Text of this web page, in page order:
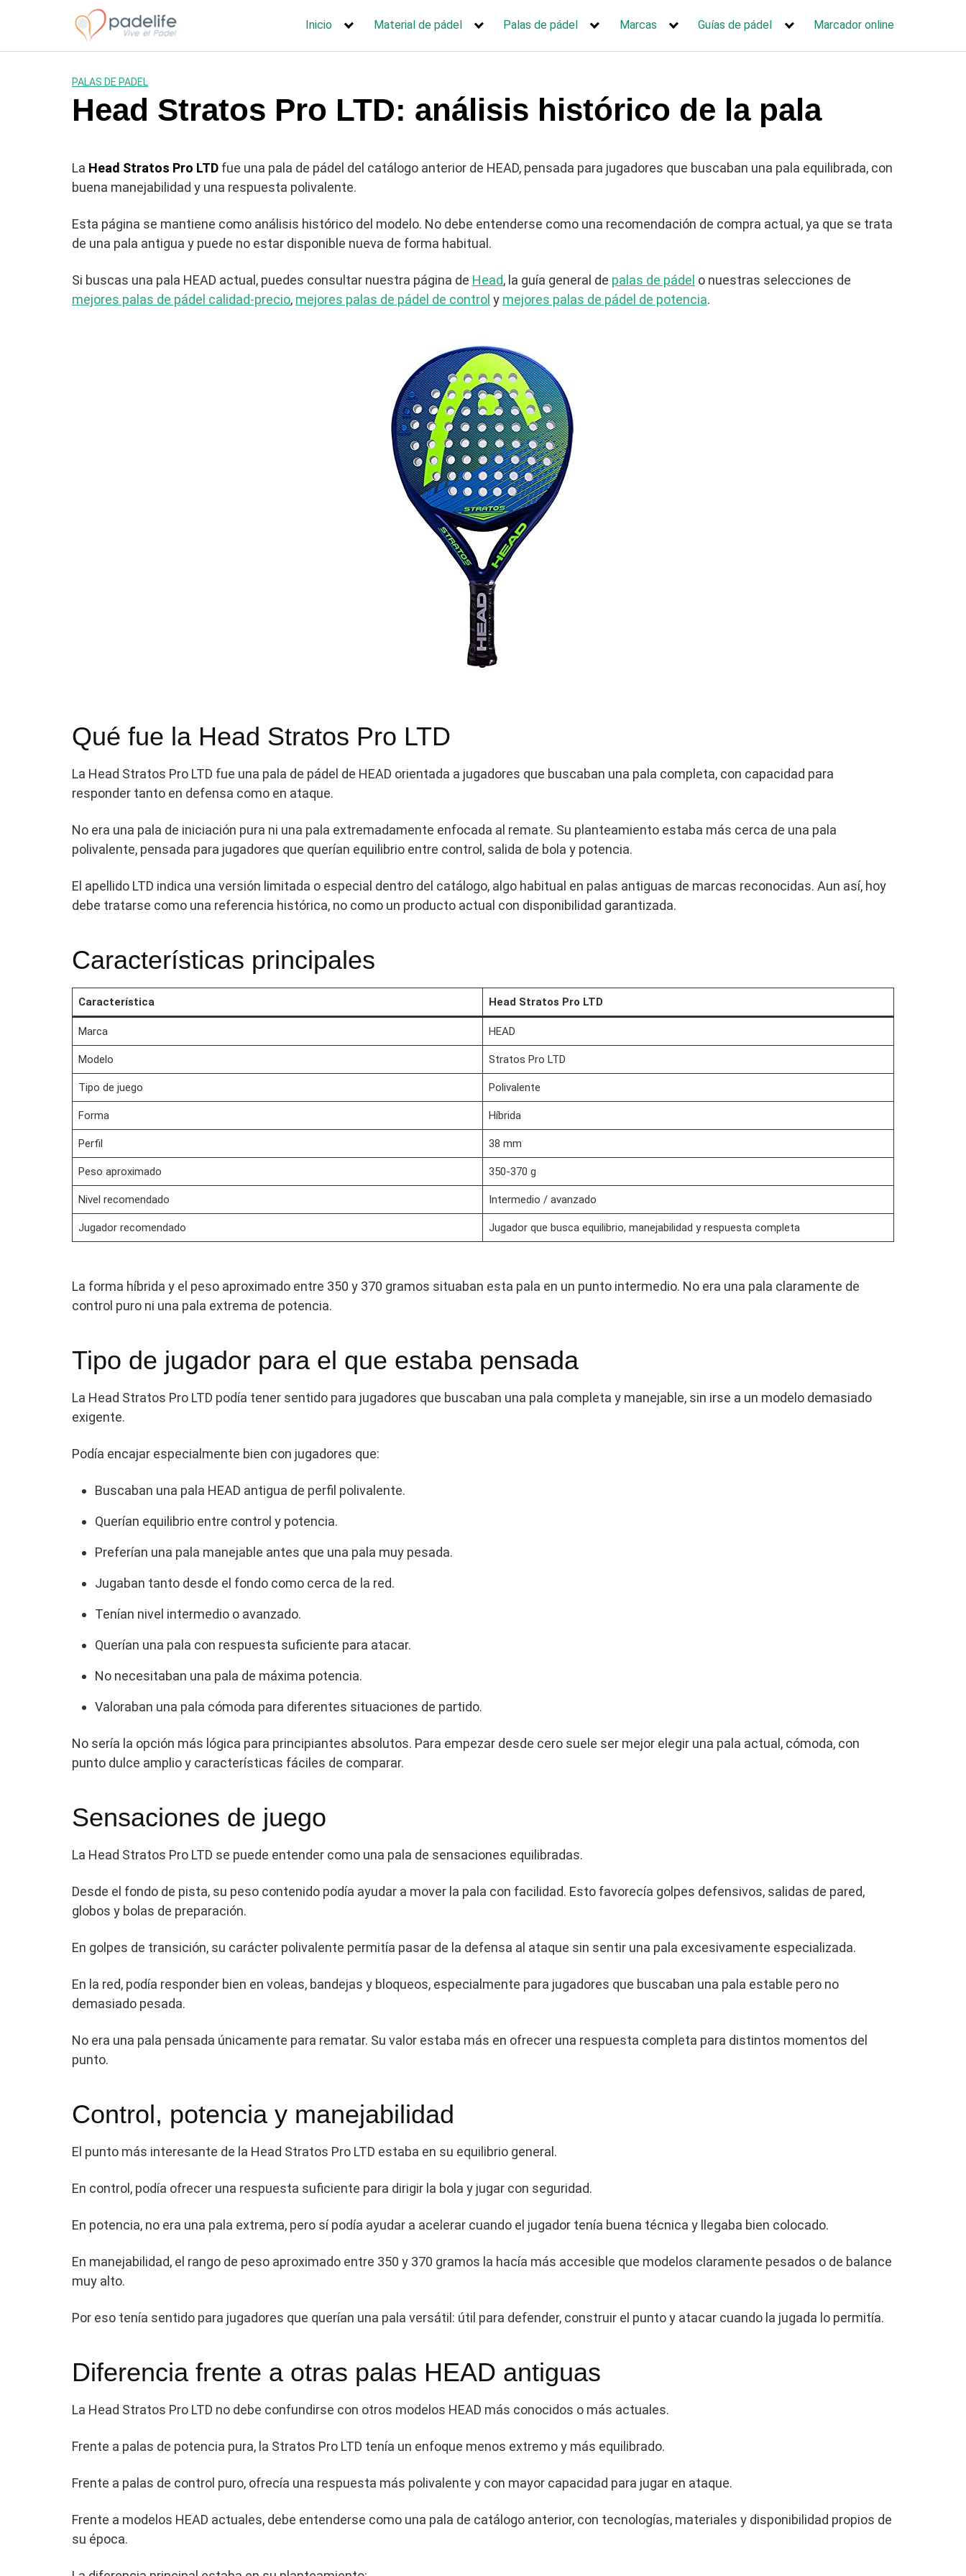
Inicio Material de pádel Palas de pádel Marcas Guías de pádel Marcador online
PALAS DE PADEL
Head Stratos Pro LTD: análisis histórico de la pala
La Head Stratos Pro LTD fue una pala de pádel del catálogo anterior de HEAD, pensada para jugadores que buscaban una pala equilibrada, con
buena manejabilidad y una respuesta polivalente.
Esta página se mantiene como análisis histórico del modelo. No debe entenderse como una recomendación de compra actual, ya que se trata
de una pala antigua y puede no estar disponible nueva de forma habitual.
Si buscas una pala HEAD actual, puedes consultar nuestra página de Head, la guía general de palas de pádel o nuestras selecciones de
mejores palas de pádel calidad-precio, mejores palas de pádel de control y mejores palas de pádel de potencia.
Qué fue la Head Stratos Pro LTD
La Head Stratos Pro LTD fue una pala de pádel de HEAD orientada a jugadores que buscaban una pala completa, con capacidad para
responder tanto en defensa como en ataque.
No era una pala de iniciación pura ni una pala extremadamente enfocada al remate. Su planteamiento estaba más cerca de una pala
polivalente, pensada para jugadores que querían equilibrio entre control, salida de bola y potencia.
El apellido LTD indica una versión limitada o especial dentro del catálogo, algo habitual en palas antiguas de marcas reconocidas. Aun así, hoy
debe tratarse como una referencia histórica, no como un producto actual con disponibilidad garantizada.
Características principales
Característica Head Stratos Pro LTD
Marca HEAD
Modelo Stratos Pro LTD
Tipo de juego Polivalente
Forma Híbrida
Perfil 38 mm
Peso aproximado 350-370 g
Nivel recomendado Intermedio / avanzado
Jugador recomendado Jugador que busca equilibrio, manejabilidad y respuesta completa
La forma híbrida y el peso aproximado entre 350 y 370 gramos situaban esta pala en un punto intermedio. No era una pala claramente de
control puro ni una pala extrema de potencia.
Tipo de jugador para el que estaba pensada
La Head Stratos Pro LTD podía tener sentido para jugadores que buscaban una pala completa y manejable, sin irse a un modelo demasiado
exigente.
Podía encajar especialmente bien con jugadores que:
Buscaban una pala HEAD antigua de perfil polivalente.
Querían equilibrio entre control y potencia.
Preferían una pala manejable antes que una pala muy pesada.
Jugaban tanto desde el fondo como cerca de la red.
Tenían nivel intermedio o avanzado.
Querían una pala con respuesta suficiente para atacar.
No necesitaban una pala de máxima potencia.
Valoraban una pala cómoda para diferentes situaciones de partido.
No sería la opción más lógica para principiantes absolutos. Para empezar desde cero suele ser mejor elegir una pala actual, cómoda, con
punto dulce amplio y características fáciles de comparar.
Sensaciones de juego
La Head Stratos Pro LTD se puede entender como una pala de sensaciones equilibradas.
Desde el fondo de pista, su peso contenido podía ayudar a mover la pala con facilidad. Esto favorecía golpes defensivos, salidas de pared,
globos y bolas de preparación.
En golpes de transición, su carácter polivalente permitía pasar de la defensa al ataque sin sentir una pala excesivamente especializada.
En la red, podía responder bien en voleas, bandejas y bloqueos, especialmente para jugadores que buscaban una pala estable pero no
demasiado pesada.
No era una pala pensada únicamente para rematar. Su valor estaba más en ofrecer una respuesta completa para distintos momentos del
punto.
Control, potencia y manejabilidad
El punto más interesante de la Head Stratos Pro LTD estaba en su equilibrio general.
En control, podía ofrecer una respuesta suficiente para dirigir la bola y jugar con seguridad.
En potencia, no era una pala extrema, pero sí podía ayudar a acelerar cuando el jugador tenía buena técnica y llegaba bien colocado.
En manejabilidad, el rango de peso aproximado entre 350 y 370 gramos la hacía más accesible que modelos claramente pesados o de balance
muy alto.
Por eso tenía sentido para jugadores que querían una pala versátil: útil para defender, construir el punto y atacar cuando la jugada lo permitía.
Diferencia frente a otras palas HEAD antiguas
La Head Stratos Pro LTD no debe confundirse con otros modelos HEAD más conocidos o más actuales.
Frente a palas de potencia pura, la Stratos Pro LTD tenía un enfoque menos extremo y más equilibrado.
Frente a palas de control puro, ofrecía una respuesta más polivalente y con mayor capacidad para jugar en ataque.
Frente a modelos HEAD actuales, debe entenderse como una pala de catálogo anterior, con tecnologías, materiales y disponibilidad propios de
su época.